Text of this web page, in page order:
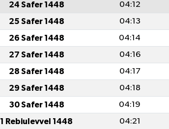
24 Safer 1448 04:12
25 Safer 1448 04:13
26 Safer 1448 04:14
27 Safer 1448 04:16
28 Safer 1448 04:17
29 Safer 1448 04:18
30 Safer 1448 04:19
1 Rebiulevvel 1448 04:21